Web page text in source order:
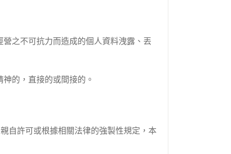
之不可抗力而造成的個人資料洩露、丟
的，直接的或間接的。
自許可或根據相關法律的強製性規定，本